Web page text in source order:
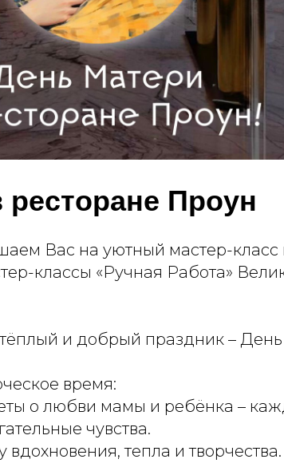
Проун
Вас на уютный мастер-класс
классы «Ручная Работа»
и добрый праздник –
время:
о любви мамы и ребёнка –
чувства.
тепла и творчества.